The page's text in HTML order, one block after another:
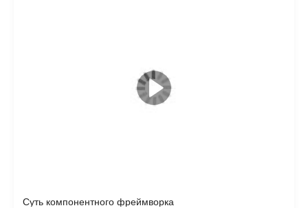
Суть компонентного фреймворка